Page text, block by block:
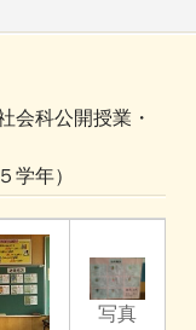
会科公開授業・
学年）
写真